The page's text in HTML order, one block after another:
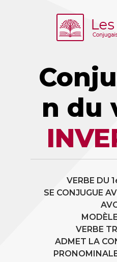
n du
VERBE DU
SE CONJUGUE
MODÈLE
VERBE
ADMET LA